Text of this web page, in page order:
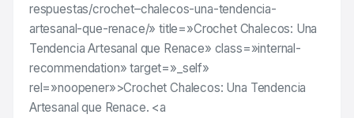
respuestas/crochet–chalecos-una-tendencia-
artesanal-que-renace/» title=»Crochet Chalecos: Una
Tendencia Artesanal que Renace» class=»internal-
recommendation» target=»_self»
rel=»noopener»>Crochet Chalecos: Una Tendencia
Artesanal que Renace. <a